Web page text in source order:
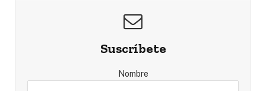
Suscríbete
Nombre